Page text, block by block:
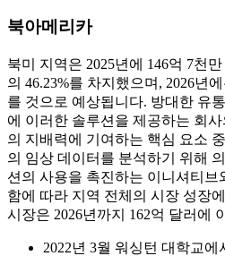
북아메리카
북미 지역은 2025년에 146억 7천
의 46.23%를 차지했으며, 2026년
를 것으로 예상됩니다. 방대한 유
에 이러한 솔루션을 제공하는 회
의 지배력에 기여하는 핵심 요소
의 임상 데이터를 분석하기 위해
션의 사용을 촉진하는 이니셔티브
함에 따라 지역 전체의 시장 성장
시장은 2026년까지 162억 달러에
2022년 3월 워싱턴 대학교